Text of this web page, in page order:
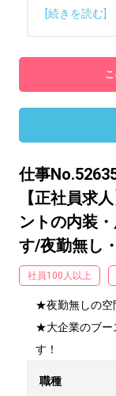
[続きを読む]
仕事
【正社員求
ントの内装
す/夜勤無し
社員100人以上
★夜勤無しの空
★大企業のブー
す！
職種